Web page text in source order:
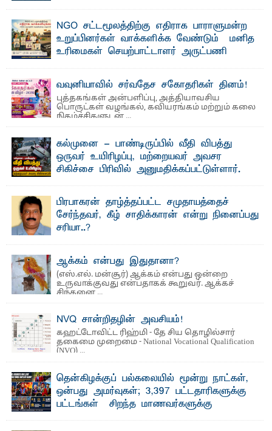
பேராசிரியர் எம். எம். பாஸில்
தெ ன்கிழக்குப் பல்கலைக்கழகத்தின் கலை மற்றும் கலாசார
பீடத்தின் புவியியல் துறையினால் ...
NGO சட்டமூலத்திற்கு எதிராக பாராளுமன்ற
உறுப்பினர்கள் வாக்களிக்க வேண்டும் – மனித
உரிமைகள் செயற்பாட்டாளர் அருட்பணி
ஜே. எப். காமிலா பேகம்- இ லங்கை அரசாங்கம் அரசுசாரா
அமைப்புகள் (NGO) தொடர்பான புதிய சட்டமூலத்தை ...
வவுனியாவில் சர்வதேச சகோதரிகள் தினம்!
புத்தகங்கள் அன்பளிப்பு, அத்தியாவசிய
பொருட்கள் வழங்கல், கவியரங்கம் மற்றும் கலை
நிகழ்ச்சிகளுடன் ...
கல்முனை - பாண்டிருப்பில் வீதி விபத்து
ஒருவர் உயிரிழப்பு, மற்றையவர் அவசர
சிகிச்சை பிரிவில் அனுமதிக்கப்பட்டுள்ளார்.
பாண்டிருப்பு ...பிரபாகரன் தாழ்த்தப்பட்ட சமுதாயத்தைச்
சேர்ந்தவர், கீழ் சாதிக்காரன் என்று நினைப்பது
சரியா..?
ஆக்கம் என்பது இதுதானா?
(எஸ்.எல். மன்சூர்) ஆக்கம் என்பது ஒன்றை
உருவாக்குவது என்பதாகக் கூறுவர். ஆக்கச்
சிந்தனை ...
NVQ சான்றிதழின் அவசியம்!
கஹட்டோவிட்ட ரிஹ்மி - தே சிய தொழில்சார்
தகைமை முறைமை - National Vocational Qualification
(NVQ) ...
தென்கிழக்குப் பல்கலையில் மூன்று நாட்கள்,
ஒன்பது அமர்வுகள்; 3,397 பட்டதாரிகளுக்கு
பட்டங்கள் – சிறந்த மாணவர்களுக்கு